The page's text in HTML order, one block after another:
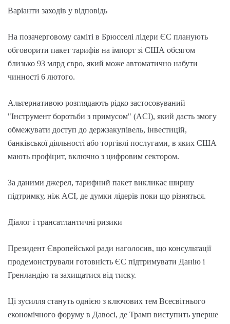
Варіанти заходів у відповідь
На позачерговому саміті в Брюсселі лідери ЄС планують
обговорити пакет тарифів на імпорт зі США обсягом
близько 93 млрд євро, який може автоматично набути
чинності 6 лютого.
Альтернативою розглядають рідко застосовуваний
"Інструмент боротьби з примусом" (ACI), який дасть змогу
обмежувати доступ до держзакупівель, інвестицій,
банківської діяльності або торгівлі послугами, в яких США
мають профіцит, включно з цифровим сектором.
За даними джерел, тарифний пакет викликає ширшу
підтримку, ніж ACI, де думки лідерів поки що різняться.
Діалог і трансатлантичні ризики
Президент Європейської ради наголосив, що консультації
продемонстрували готовність ЄС підтримувати Данію і
Гренландію та захищатися від тиску.
Ці зусилля стануть однією з ключових тем Всесвітнього
економічного форуму в Давосі, де Трамп виступить уперше